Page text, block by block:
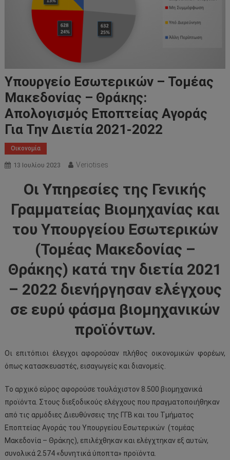
Υπουργείο Εσωτερικών – Τομέας
Μακεδονίας – Θράκης:
Απολογισμός Εποπτείας Αγοράς
Για Την Διετία 2021-2022
Οικονομία
13 Ιουλίου 2023 Veriotises
Οι Υπηρεσίες της Γενικής
Γραμματείας Βιομηχανίας και
του Υπουργείου Εσωτερικών
(Τομέας Μακεδονίας –
Θράκης) κατά την διετία 2021
– 2022 διενήργησαν ελέγχους
σε ευρύ φάσμα βιομηχανικών
προϊόντων.
Οι επιτόπιοι έλεγχοι αφορούσαν πλήθος οικονομικών φορέων,
όπως κατασκευαστές, εισαγωγείς και διανομείς.
Το αρχικό εύρος αφορούσε τουλάχιστον 8.500 βιομηχανικά
προϊόντα. Στους διεξοδικούς ελέγχους που πραγματοποιήθηκαν
από τις αρμόδιες Διευθύνσεις της ΓΓΒ και του Τμήματος
Εποπτείας Αγοράς του Υπουργείου Εσωτερικών (τομέας
Μακεδονία – Θράκης), επιλέχθηκαν και ελέγχτηκαν εξ αυτών,
συνολικά 2.574 «δυνητικά ύποπτα» προϊόντα.